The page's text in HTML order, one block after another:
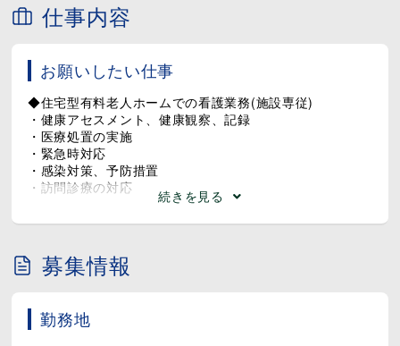
「話だけ聞いてみたい」
そんな方も大歓迎！
＝＝＝＝＝＝＝＝＝＝＝＝＝＝＝＝＝＝
仕事内容
お願いしたい仕事
続きを見る
◆住宅型有料老人ホームでの看護業務(施設専従)
・健康アセスメント、健康観察、記録
・医療処置の実施
・緊急時対応
・感染対策、予防措置
・訪問診療の対応
※定員：30名
※従事すべき業務の変更の範囲：なし
募集情報
勤務地